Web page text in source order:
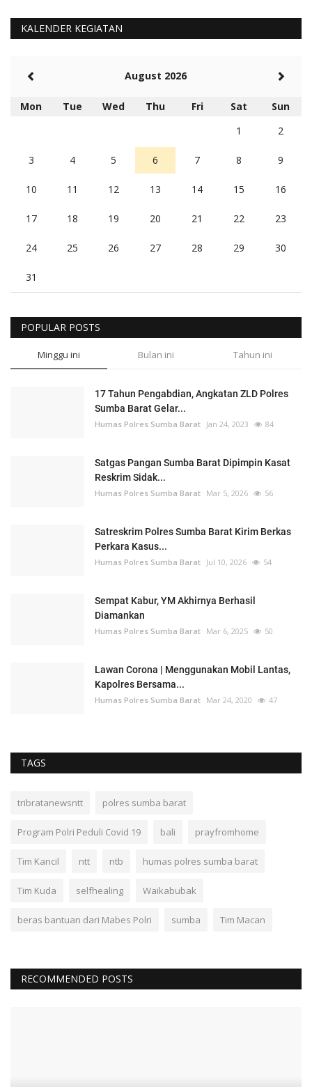
KALENDER KEGIATAN
August 2026
Mon Tue Wed Thu Fri Sat
Sun
1
2
3 4 5 6 7 8 9
10 11 12 13 14 15 16
17 18 19 20 21 22 23
24 25 26 27 28 29 30
31
POPULAR POSTS
Minggu ini Bulan ini Tahun ini
17 Tahun Pengabdian, Angkatan ZLD Polres
Sumba Barat Gelar...
Humas Polres Sumba Barat Jan 24, 2023 84
Satgas Pangan Sumba Barat Dipimpin Kasat
Reskrim Sidak...
Humas Polres Sumba Barat Mar 5, 2026 56
Satreskrim Polres Sumba Barat Kirim Berkas
Perkara Kasus...
Humas Polres Sumba Barat Jul 10, 2026 54
Sempat Kabur, YM Akhirnya Berhasil
Diamankan
Humas Polres Sumba Barat Mar 6, 2025 50
Lawan Corona | Menggunakan Mobil Lantas,
Kapolres Bersama...
Humas Polres Sumba Barat Mar 24, 2020 47
TAGS
tribratanewsntt polres sumba barat
Program Polri Peduli Covid 19 bali prayfromhome
Tim Kancil ntt ntb humas polres sumba barat
Tim Kuda selfhealing Waikabubak
beras bantuan dari Mabes Polri sumba Tim Macan
RECOMMENDED POSTS